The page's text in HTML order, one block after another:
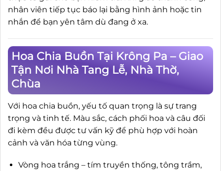
nhân viên tiếp tục báo lại bằng hình ảnh hoặc tin
nhắn để bạn yên tâm dù đang ở xa.
Hoa Chia Buồn Tại Krông Pa – Giao
Tận Nơi Nhà Tang Lễ, Nhà Thờ,
Chùa
Với hoa chia buồn, yếu tố quan trọng là sự trang
trọng và tinh tế. Màu sắc, cách phối hoa và câu đối
đi kèm đều được tư vấn kỹ để phù hợp với hoàn
cảnh và văn hóa từng vùng.
Vòng hoa trắng – tím truyền thống, tông trầm,